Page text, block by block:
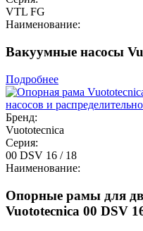
VTL FG
Наименование:
Вакуумные насосы
Подробнее
Бренд:
Vuototecnica
Серия:
00 DSV 16 / 18
Наименование:
Опорные рамы для
Vuototecnica 00 DSV